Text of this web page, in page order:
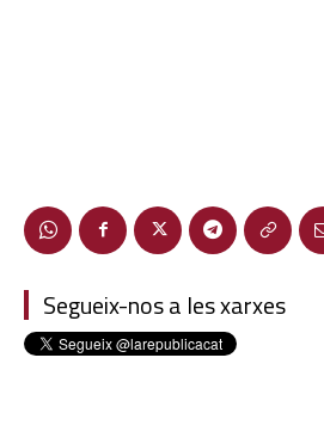
Segueix-nos a les xarxes